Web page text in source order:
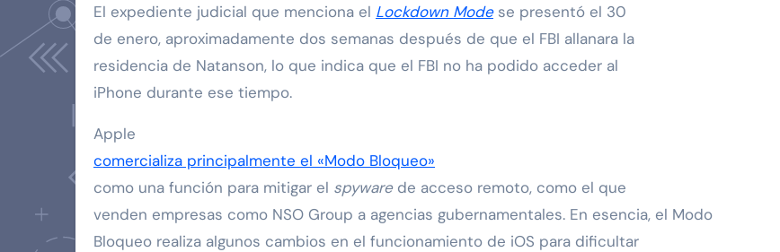
El expediente judicial que menciona el Lockdown Modese presentó el 30
de enero, aproximadamente dos semanas después de que el FBI allanara la
residencia de Natanson, lo que indica que el FBI no ha podido acceder al
iPhone durante ese tiempo.
Apple
comercializa principalmente el «Modo Bloqueo»
como una función para mitigar el spywarede acceso remoto, como el que
venden empresas como NSO Group a agencias gubernamentales. En esencia, el Modo
Bloqueo realiza algunos cambios en el funcionamiento de iOS para dificultar